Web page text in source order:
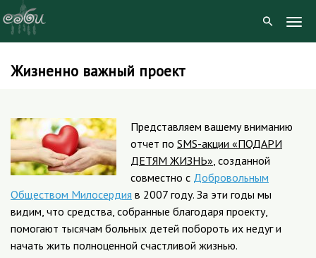
SkipЖизненно важный проект
Представляем вашему вниманию
отчет по SMS-акции «ПОДАРИ
ДЕТЯМ ЖИЗНЬ», созданной
совместно с Добровольным
Обществом Милосердия в 2007 году. За эти годы мы
видим, что средства, собранные благодаря проекту,
помогают тысячам больных детей побороть их недуг и
начать жить полноценной счастливой жизнью.